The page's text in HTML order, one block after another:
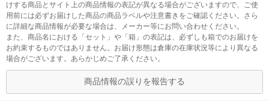
けする商品とサイト上の商品情報の表記が異なる場合がございますので、ご使
用前には必ずお届けした商品の商品ラベルや注意書きをご確認ください。さら
に詳細な商品情報が必要な場合は、メーカー等にお問い合わせください。
また、商品名における「セット」や「箱」の表記は、必ずしも箱でのお届けを
お約束するものではありません。お届け形態は倉庫の在庫状況等により異なる
場合がございます。あらかじめご了承ください。
商品情報の誤りを報告する